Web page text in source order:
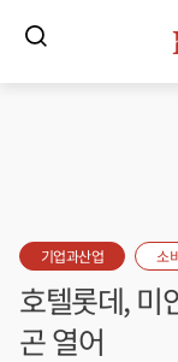
기업과산업 소
호텔롯데, 미
곤 열어